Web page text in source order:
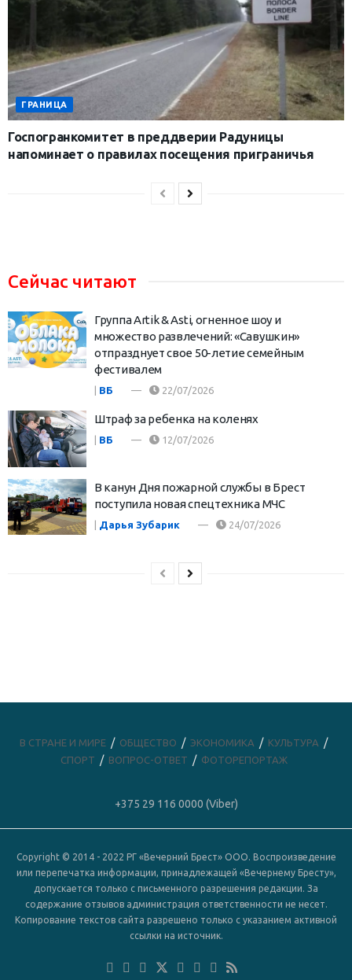
ГРАНИЦА
Госпогранкомитет в преддверии Радуницы
напоминает о правилах посещения приграничья
Сейчас читают
Группа Artik & Asti, огненное шоу и
множество развлечений: «Савушкин»
отпразднует свое 50-летие семейным
фестивалем
ВБ 22/07/2026
Штраф за ребенка на коленях
ВБ 12/07/2026
В канун Дня пожарной службы в Брест
поступила новая спецтехника МЧС
| Дарья Зубарик 24/07/2026
В СТРАНЕ И МИРЕ ОБЩЕСТВО ЭКОНОМИКА
КУЛЬТУРА
СПОРТ
ВОПРОС-ОТВЕТ ФОТОРЕПОРТАЖ
+375 29 116 0000 (Viber)
Copyright © 2014 - 2022 РГ «Вечерний Брест» ООО. Воспроизведение
или перепечатка информации, принадлежащей «Вечернему Бресту»,
допускается только с письменного разрешения редакции. За
содержание отзывов администрация ответственности не несет.
Копирование текстов сайта разрешено только с указанием активной
ссылки на источник.